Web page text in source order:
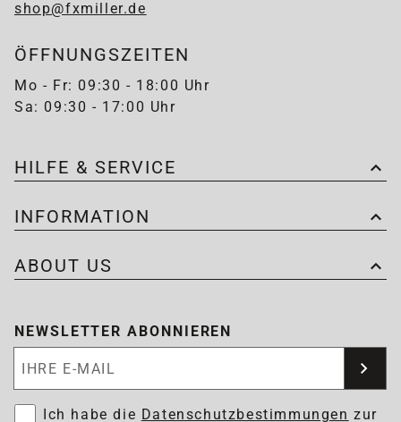
shop@fxmiller.de
ÖFFNUNGSZEITEN
Mo - Fr: 09:30 - 18:00 Uhr
Sa: 09:30 - 17:00 Uhr
HILFE & SERVICE
INFORMATION
ABOUT US
NEWSLETTER ABONNIEREN
Ich habe die Datenschutzbestimmungen zur